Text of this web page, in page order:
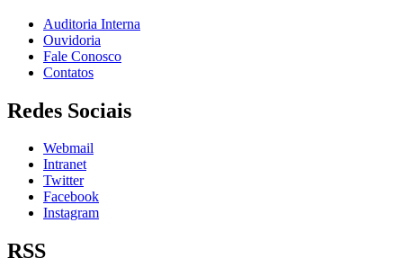
Auditoria Interna
Ouvidoria
Fale Conosco
Contatos
Redes Sociais
Webmail
Intranet
Twitter
Facebook
Instagram
RSS